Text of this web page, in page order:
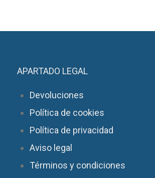
APARTADO LEGAL
Devoluciones
Política de cookies
Política de privacidad
Aviso legal
Términos y condiciones